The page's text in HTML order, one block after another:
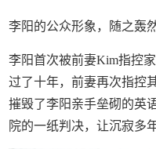
李阳的公众形象，随之轰
李阳首次被前妻Kim指控
过了十年，前妻再次指控
摧毁了李阳亲手垒砌的英
院的一纸判决，让沉寂多